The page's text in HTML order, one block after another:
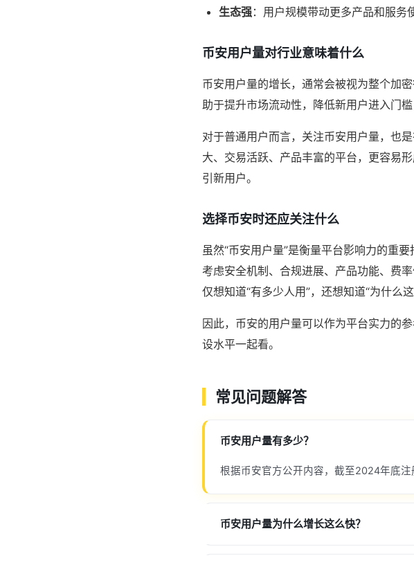
生态强：用户规模带动更多产品和服务
币安用户量对行业意味着什么
币安用户量的增长，通常会被视为整个加
助于提升市场流动性，降低新用户进入门
对于普通用户而言，关注币安用户量，也
大、交易活跃、产品丰富的平台，更容易
引新用户。
选择币安时还应关注什么
虽然“币安用户量”是衡量平台影响力的重
考虑安全机制、合规进展、产品功能、费
仅想知道“有多少人用”，还想知道“为什么这
因此，币安的用户量可以作为平台实力的
设水平一起看。
常见问题解答
币安用户量有多少？
根据币安官方公开内容，截至2024年底
币安用户量为什么增长这么快？